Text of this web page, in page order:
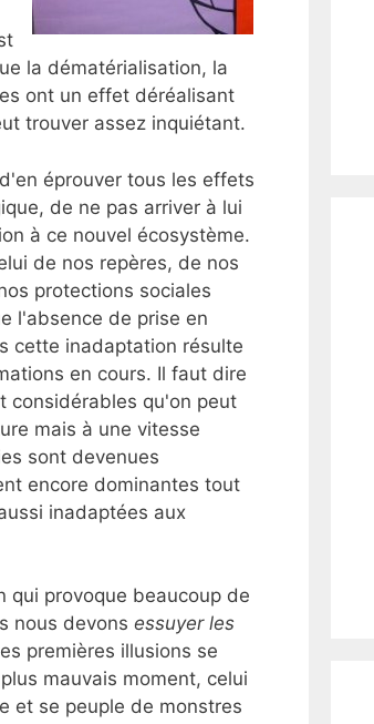
la dématérialisation, la
ont un effet déréalisant
trouver assez inquiétant.
éprouver tous les effets
de ne pas arriver à lui
à ce nouvel écosystème.
de nos repères, de nos
protections sociales
l'absence de prise en
cette inadaptation résulte
en cours. Il faut dire
considérables qu'on peut
mais à une vitesse
sont devenues
encore dominantes tout
inadaptées aux
qui provoque beaucoup de
nous devons essuyer les
premières illusions se
mauvais moment, celui
et se peuple de monstres